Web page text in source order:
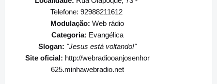
Telefone: 92988211612
Modulação: Web rádio
Categoria: Evangélica
Slogan: "Jesus está voltando!"
Site oficial: http://webradiooanjosenhor
625.minhawebradio.net